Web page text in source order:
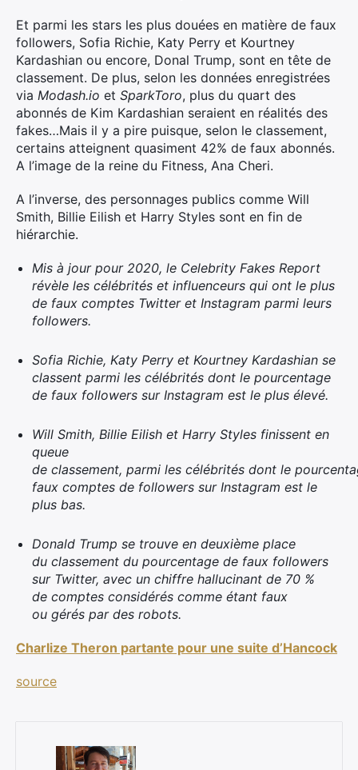
Et parmi les stars les plus douées en matière de faux
followers, Sofia Richie, Katy Perry et Kourtney
Kardashian ou encore, Donal Trump, sont en tête de
classement. De plus, selon les données enregistrées
via Modash.io et SparkToro, plus du quart des
abonnés de Kim Kardashian seraient en réalités des
fakes…Mais il y a pire puisque, selon le classement,
certains atteignent quasiment 42% de faux abonnés.
A l’image de la reine du Fitness, Ana Cheri.
A l’inverse, des personnages publics comme Will
Smith, Billie Eilish et Harry Styles sont en fin de
hiérarchie.
Mis à jour pour 2020, le Celebrity Fakes Report
révèle les célébrités et influenceurs qui ont le plus
de faux comptes Twitter et Instagram parmi leurs
followers.
Sofia Richie, Katy Perry et Kourtney Kardashian se
classent parmi les célébrités dont le pourcentage
de faux followers sur Instagram est le plus élevé.
Will Smith, Billie Eilish et Harry Styles finissent en
queue
de classement, parmi les célébrités dont le
faux comptes de followers sur Instagram est le
plus bas.
Donald Trump se trouve en deuxième place
du classement du pourcentage de faux followers
sur Twitter, avec un chiffre hallucinant de 70 %
de comptes considérés comme étant faux
ou gérés par des robots.
Charlize Theron partante pour une suite d’Hancock
source